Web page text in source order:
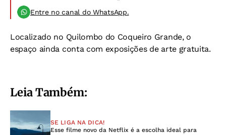
Entre no canal do WhatsApp.
Localizado no Quilombo do Coqueiro Grande, o
espaço ainda conta com exposições de arte gratuita.
Leia Também:
SE LIGA NA DICA!
Esse filme novo da Netflix é a escolha ideal para